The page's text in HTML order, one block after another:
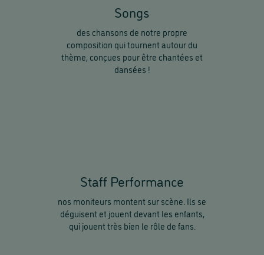
Songs
des chansons de notre propre
composition qui tournent autour du
thème, conçues pour être chantées et
dansées !
Staff Performance
nos moniteurs montent sur scène. Ils se
déguisent et jouent devant les enfants,
qui jouent très bien le rôle de fans.